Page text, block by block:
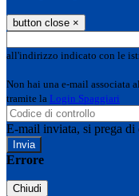
button close ×
all'indirizzo indicato con le
Non hai una e-mail associata
tramite la Login Spaggiari
E-mail inviata, si prega di
Errore
Chiudi